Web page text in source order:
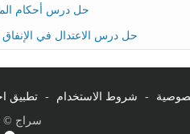
حل درس أحكام
حل درس الاعتدال في
- شروط الاستخدام - تطبيق
سراج © 2026